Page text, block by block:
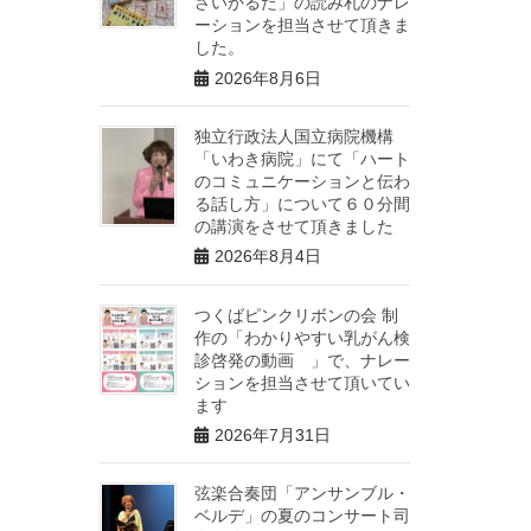
ーションを担当させて頂きま
した。
2026年8月6日
独立行政法人国立病院機構
「いわき病院」にて「ハート
のコミュニケーションと伝わ
る話し方」について６０分間
の講演をさせて頂きました
2026年8月4日
つくばピンクリボンの会 制
作の「わかりやすい乳がん検
診啓発の動画 」で、ナレー
ションを担当させて頂いてい
ます
2026年7月31日
弦楽合奏団「アンサンブル・
ベルデ」の夏のコンサート司